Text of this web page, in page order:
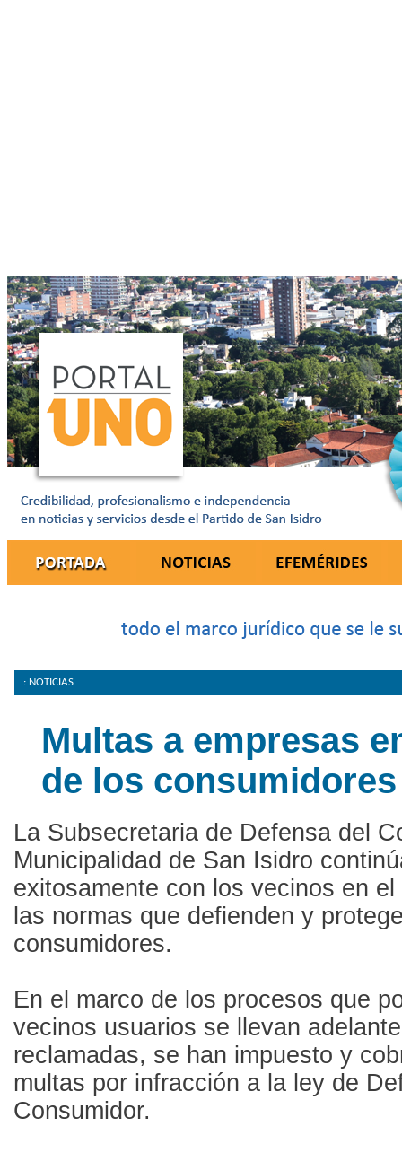
.: NOTICIAS
Multas a empresas
de los consumidores
La Subsecretaria de Defensa del
Municipalidad de San Isidro
exitosamente con los vecinos en
las normas que defienden y
consumidores.
En el marco de los procesos que
vecinos usuarios se llevan
reclamadas, se han impuesto y
multas por infracción a la ley de
Consumidor.